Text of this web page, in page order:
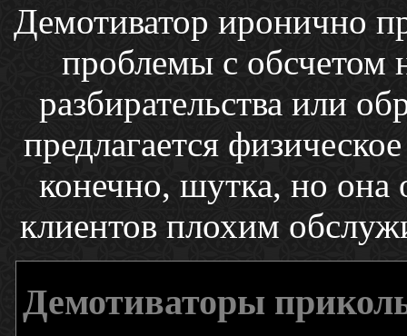
Демотиватор иронично
проблемы с обсчетом
разбирательства или
предлагается
конечно, шутка, но она
клиентов плохим
Демотиваторы